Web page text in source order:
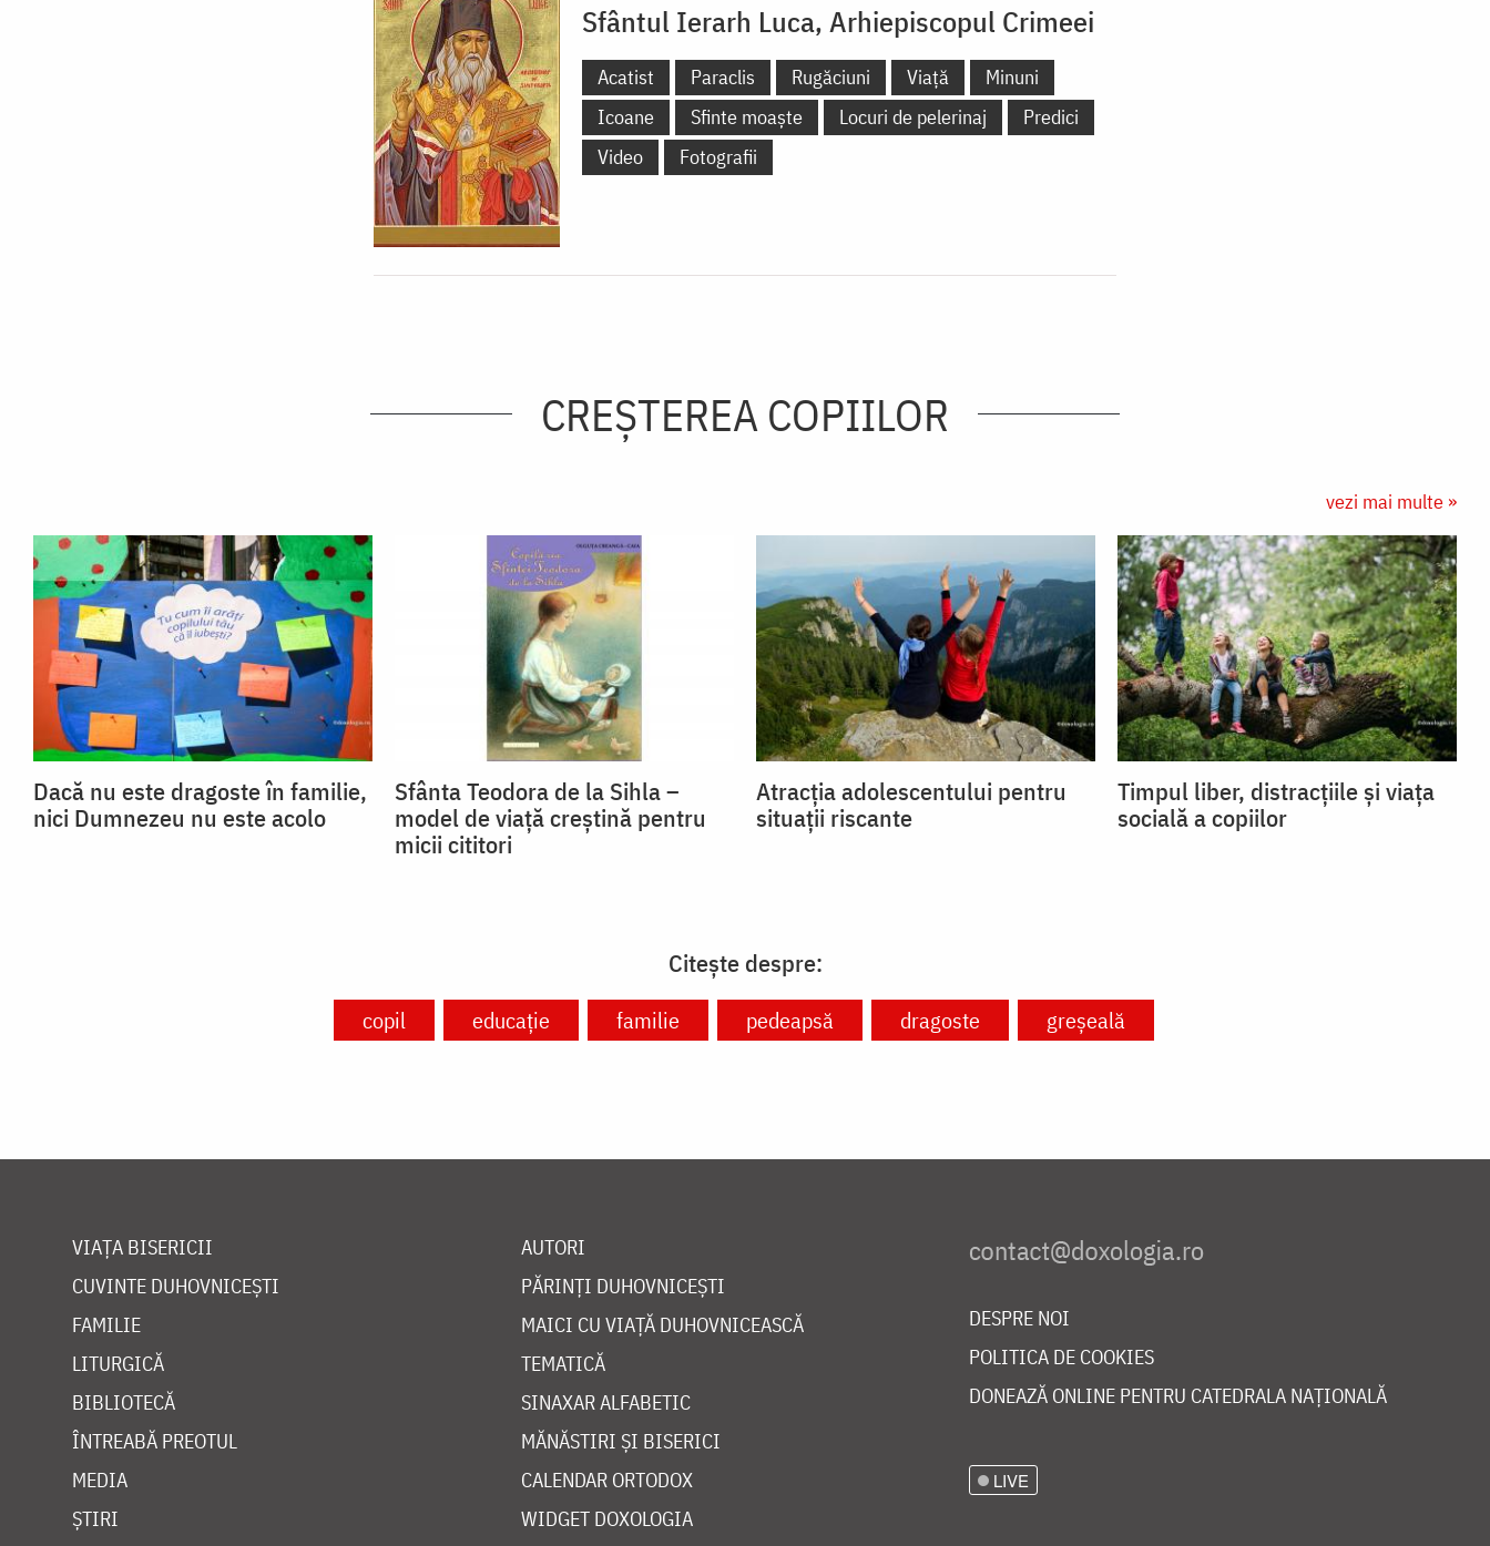
Sfântul Ierarh Luca, Arhiepiscopul Crimeei
Acatist Paraclis Rugăciuni Viață
Minuni
Icoane
Sfinte moaște Locuri de pelerinaj
Predici
Video
Fotografii
CREŞTEREA COPIILOR
vezi mai multe »
Dacă nu este dragoste în familie,
nici Dumnezeu nu este acolo
Sfânta Teodora de la Sihla –
model de viaţă creştină pentru
micii cititori
Atracția adolescentului pentru
situații riscante
Timpul liber, distracțiile și viața
socială a copiilor
Citește despre:
copil educație familie pedeapsă dragoste greșeală
VIAȚA BISERICII
CUVINTE DUHOVNICEȘTI
FAMILIE
LITURGICĂ
BIBLIOTECĂ
ÎNTREABĂ PREOTUL
MEDIA
ȘTIRI
AUTORI
PĂRINȚI DUHOVNICEȘTI
MAICI CU VIAȚĂ DUHOVNICEASCĂ
TEMATICĂ
SINAXAR ALFABETIC
MĂNĂSTIRI ȘI BISERICI
CALENDAR ORTODOX
WIDGET DOXOLOGIA
DESPRE NOI
POLITICA DE COOKIES
DONEAZĂ ONLINE PENTRU CATEDRALA NAȚIONALĂ
LIVE